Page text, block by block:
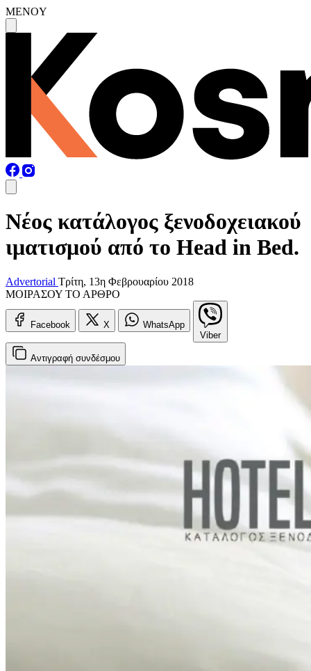
MENOY
Νέος κατάλογος ξενοδοχειακού
ιματισμού από το Head in Bed.
Advertorial Τρίτη, 13η Φεβρουαρίου 2018
ΜΟΙΡΑΣΟΥ ΤΟ ΑΡΘΡΟ
Facebook X
WhatsApp
Viber
Αντιγραφή συνδέσμου